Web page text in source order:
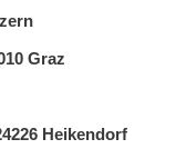
Graz
Heikendorf